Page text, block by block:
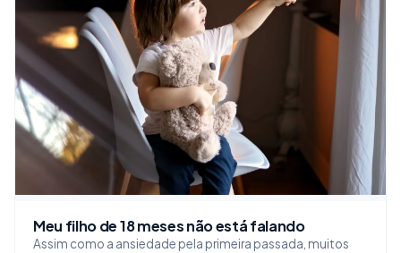
Meu filho de 18 meses não está falando
Assim como a ansiedade pela primeira passada, muitos